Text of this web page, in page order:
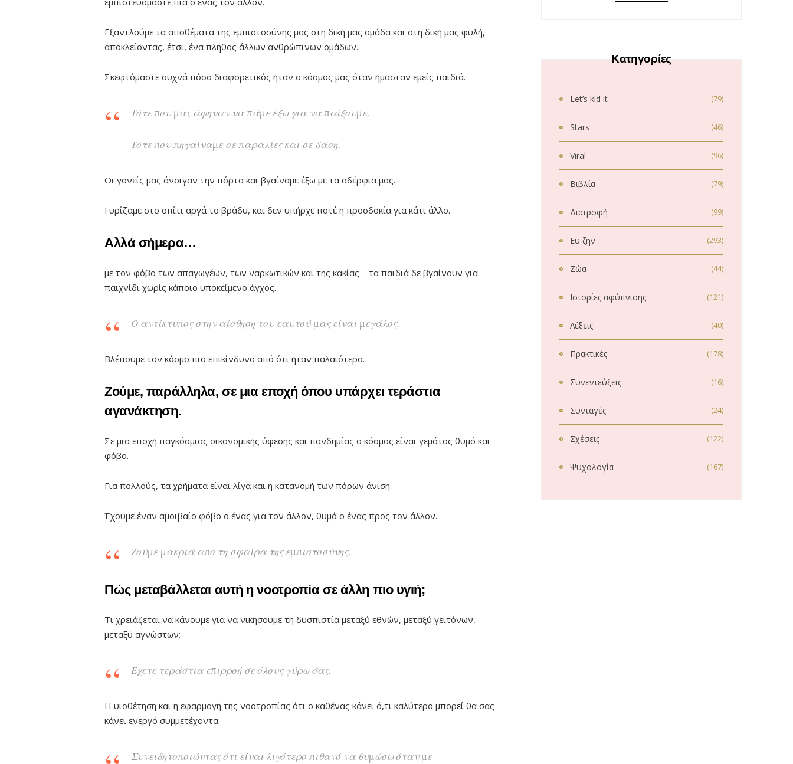
Εξαντλούμε τα αποθέματα της εμπιστοσύνης μας στη δική μας ομάδα και στη δική μας φυλή,
αποκλείοντας, έτσι, ένα πλήθος άλλων ανθρώπινων ομάδων.
Σκεφτόμαστε συχνά πόσο διαφορετικός ήταν ο κόσμος μας όταν ήμασταν εμείς παιδιά.
Τότε που μας άφηναν να πάμε έξω για να παίξουμε.
Τότε που πηγαίναμε σε παραλίες και σε δάση.
Οι γονείς μας άνοιγαν την πόρτα και βγαίναμε έξω με τα αδέρφια μας.
Γυρίζαμε στο σπίτι αργά το βράδυ, και δεν υπήρχε ποτέ η προσδοκία για κάτι άλλο.
Αλλά σήμερα…
με τον φόβο των απαγωγέων, των ναρκωτικών και της κακίας – τα παιδιά δε βγαίνουν για
παιχνίδι χωρίς κάποιο υποκείμενο άγχος.
Ο αντίκτυπος στην αίσθηση του εαυτού μας είναι μεγάλος.
Βλέπουμε τον κόσμο πιο επικίνδυνο από ότι ήταν παλαιότερα.
Ζούμε, παράλληλα, σε μια εποχή όπου υπάρχει τεράστια
αγανάκτηση.
Σε μια εποχή παγκόσμιας οικονομικής ύφεσης και πανδημίας ο κόσμος είναι γεμάτος θυμό και
φόβο.
Για πολλούς, τα χρήματα είναι λίγα και η κατανομή των πόρων άνιση.
Έχουμε έναν αμοιβαίο φόβο ο ένας για τον άλλον, θυμό ο ένας προς τον άλλον.
Ζούμε μακριά από τη σφαίρα της εμπιστοσύνης.
Πώς μεταβάλλεται αυτή η νοοτροπία σε άλλη πιο υγιή;
Τι χρειάζεται να κάνουμε για να νικήσουμε τη δυσπιστία μεταξύ εθνών, μεταξύ γειτόνων,
μεταξύ αγνώστων;
Έχετε τεράστια επιρροή σε όλους γύρω σας.
Η υιοθέτηση και η εφαρμογή της νοοτροπίας ότι ο καθένας κάνει ό,τι καλύτερο μπορεί θα σας
κάνει ενεργό συμμετέχοντα.
Συνειδητοποιώντας ότι είναι λιγότερο πιθανό να θυμώσω όταν με
Κατηγορίες
Let’s kid it (79)
Stars (46)
Viral (96)
Βιβλία (79)
Διατροφή (99)
Ευ ζην (293)
Ζώα (44)
Ιστορίες αφύπνισης (121)
Λέξεις (40)
Πρακτικές (178)
Συνεντεύξεις (16)
Συνταγές (24)
Σχέσεις (122)
Ψυχολογία (167)